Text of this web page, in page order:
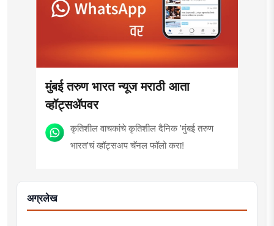
मुंबई तरुण भारत न्यूज मराठी आता
व्हॉट्सॲपवर
कृतिशील वाचकांचे कृतिशील दैनिक 'मुंबई तरुण
भारत'चं व्हॉट्सअप चॅनल फॉलो करा!
अग्रलेख